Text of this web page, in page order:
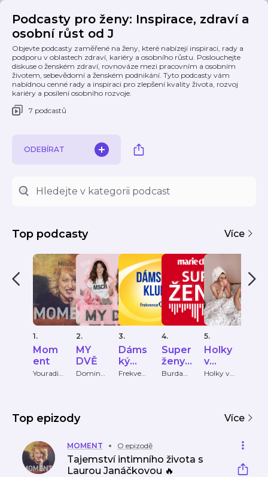
Podcasty pro ženy: Inspirace, zdraví a
osobní růst od J
Objevte podcasty zaměřené na ženy, které nabízejí inspiraci, rady a
podporu v oblastech zdraví, kariéry a osobního růstu. Poslouchejte
diskuse o ženském zdraví, rovnováze mezi pracovním a osobním
životem, sebevědomí a ženském podnikání. Tyto podcasty vám
nabídnou cenné rady a inspiraci pro zlepšení kvality života, rozvoj
kariéry a posílení osobního rozvoje.
7 podcastů
ODEBÍRAT
Top podcasty Více
1.
Mom
ent
Youradio
2.
MY
DVĚ
Dominik
Zavřelov
á
3.
Dáms
ký
klub
Frekven
4.
Super
ženy
Marie
Burda
5.
Holky
v
čokol
Holky v
Top epizody Více
MOMENT O epizodě
Tajemství intimního života s
Laurou Janáčkovou 🔥